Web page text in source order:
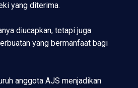
yang diterima.
diucapkan, tetapi juga
yang bermanfaat bagi
anggota AJS menjadikan